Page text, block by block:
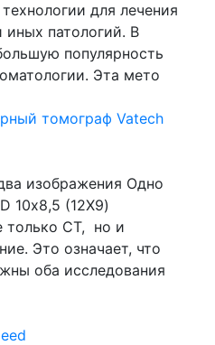
для лечения
иных патологий. В
популярность
Эта мето
томограф Vatech
изображения Одно
10х8,5 (12X9)
только CT, но и
Это означает, что
оба исследования